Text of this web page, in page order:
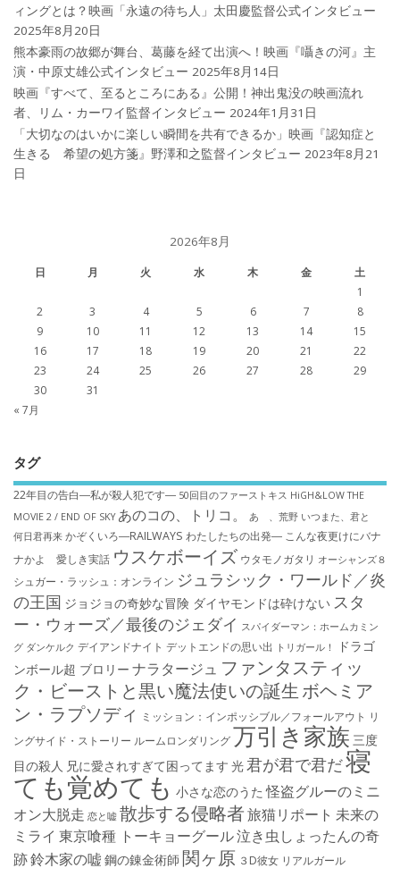
ィングとは？映画「永遠の待ち人」太田慶監督公式インタビュー
2025年8月20日
熊本豪雨の故郷が舞台、葛藤を経て出演へ！映画『囁きの河』主
演・中原丈雄公式インタビュー 2025年8月14日
映画『すべて、至るところにある』公開！神出鬼没の映画流れ
者、リム・カーワイ監督インタビュー 2024年1月31日
「大切なのはいかに楽しい瞬間を共有できるか」映画『認知症と
生きる 希望の処方箋』野澤和之監督インタビュー 2023年8月21
日
2026年8月
日 月 火 水 木 金
土
1
2
3 4 5 6 7
8
9
10 11 12 13 14
15
16
17 18 19 20 21
22
23
24 25 26 27 28
29
30
31
« 7月
タグ
22年目の告白―私が殺人犯です― 50回目のファーストキス HiGH&LOW THE
MOVIE 2 / END OF SKY あのコの、トリコ。 あゝ、荒野 いつまた、君と
何日君再来 かぞくいろ―RAILWAYS わたしたちの出発― こんな夜更けにバナ
ナかよ 愛しき実話 ウスケボーイズ ウタモノガタリ オーシャンズ８
シュガー・ラッシュ：オ​ンライン ジュラシック・ワールド／炎
の王国 ジョジョの奇妙な冒険 ダイヤモンドは砕けない スタ
ー・ウォーズ／最後のジェダイ スパイダーマン：ホームカミン
グ ダンケルク デイアンドナイト デットエンドの思い出 トリガール！
ドラゴ
ンボール超 ブロリー ナラタージュ ファンタスティッ
ク・ビーストと黒い魔法使いの誕生 ボヘミア
ン・ラプソディ ミッション：インポッシブル／フォールアウト リ
ングサイド・ストーリー ルームロンダリング万引き家族 三度
目の殺人 兄に愛されすぎて困ってます 光君が君で君だ寝
ても覚めても 小さな恋のうた 怪盗グルーのミニ
オン大脱走 恋と嘘 散歩する侵略者旅猫リポート 未来の
ミライ 東京喰種 トーキョーグール泣き虫しょったんの奇
跡鈴木家の嘘 鋼の錬金術師 関ヶ原 ３D彼女 リアルガール